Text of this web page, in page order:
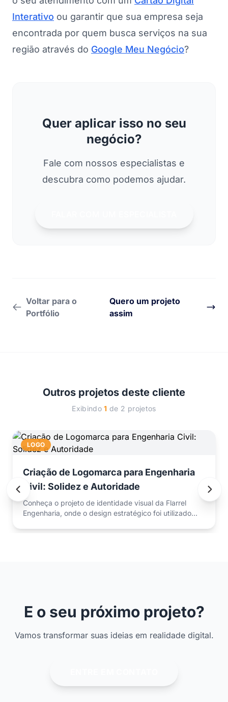
Interativo ou garantir que sua empresa seja
encontrada por quem busca serviços na sua
região através do Google Meu Negócio?
Quer aplicar isso no seu
negócio?
Fale com nossos especialistas e
descubra como podemos ajudar.
Voltar para o
Portfólio
Quero um projeto
assim
Outros projetos deste cliente
Exibindo1 de 2 projetos
LOGO
Criação de Logomarca para Engenharia
Civil: Solidez e Autoridade
Conheça o projeto de identidade visual da Flarrel
Engenharia, onde o design estratégico foi utilizado
E o seu próximo projeto?
Vamos transformar suas ideias em realidade digital.